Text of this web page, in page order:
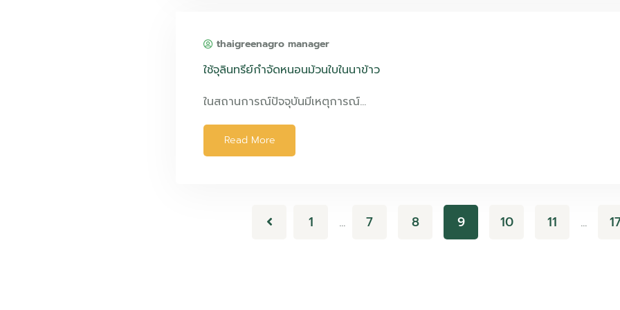
thaigreenagro manager
ใช้จุลินทรีย์กำจัดหนอนม้วนใบในนาข้าว
ในสถานการณ์ปัจจุบันมีเหตุการณ์…
Read More
1 … 7 8 9 10 11 …